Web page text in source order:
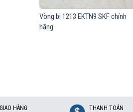
Vòng bi 1213 EKTN9 SKF chính
hãng
GIAO HÀNG THANH TOÁN